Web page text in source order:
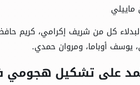
كل من شريف إكرامي، كريم
يوسف أوباما، ومروان حمدي.
على تشكيل هجومي